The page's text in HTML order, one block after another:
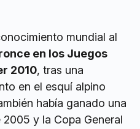
mundial al
en los Juegos
2010, tras una
en el esquí alpino
había ganado una
y la Copa General